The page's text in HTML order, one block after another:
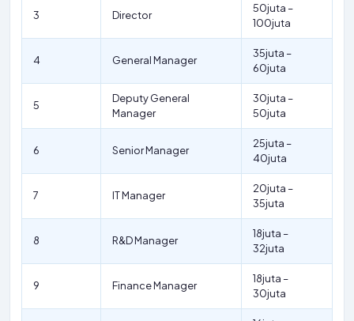
3 Director
50juta –
100juta
4 General Manager
35juta –
60juta
5
Deputy General
Manager
30juta –
50juta
6 Senior Manager
25juta –
40juta
7 IT Manager
20juta –
35juta
8 R&D Manager
18juta –
32juta
9 Finance Manager
18juta –
30juta